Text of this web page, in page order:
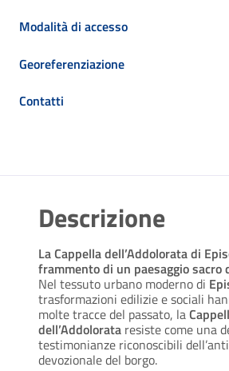
Modalità di accesso
Georeferenziazione
Contatti
Descrizione
La Cappella dell’Addolorata di
frammento di un paesaggio sacro
Nel tessuto urbano moderno di
trasformazioni edilizie e sociali
molte tracce del passato, la
dell’Addolorata resiste come una
testimonianze riconoscibili
devozionale del borgo.